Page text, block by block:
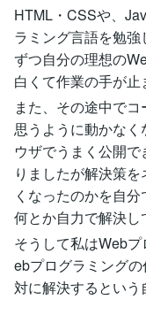
HTML・CSSや、
ラミング言語を勉
ずつ自分の理想の
白くて作業の手が止
また、その途中で
思うように動かな
ウザでうまく公開
りましたが解決策
くなったのかを自
何とか自力で解決し
そうして私はWeb
ebプログラミング
対に解決するという